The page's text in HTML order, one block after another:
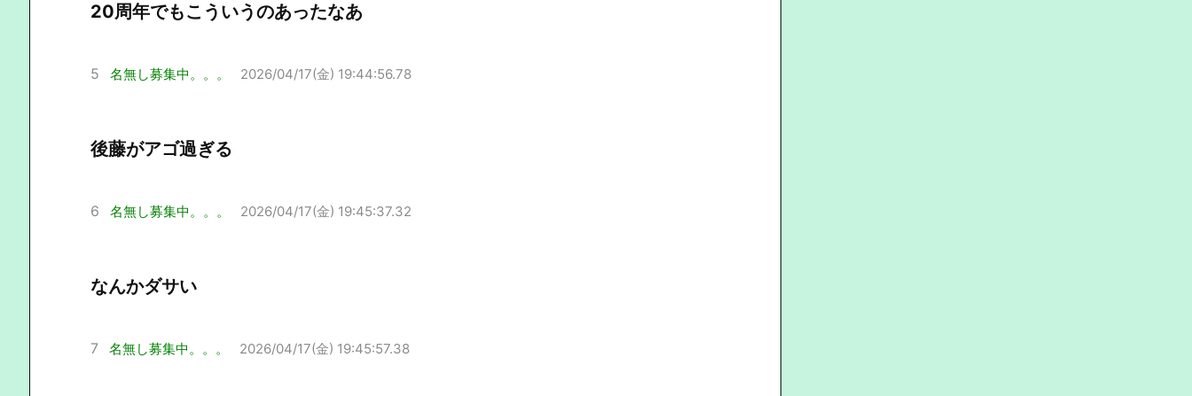
20周年でもこういうのあったなあ
5 名無し募集中。。。 2026/04/17(金) 19:44:56.78
後藤がアゴ過ぎる
6 名無し募集中。。。 2026/04/17(金) 19:45:37.32
なんかダサい
7 名無し募集中。。。 2026/04/17(金) 19:45:57.38